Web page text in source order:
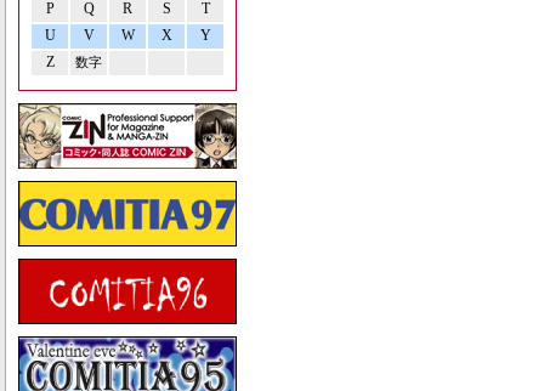
P Q R S
T
U
V W X
Y
Z
数字